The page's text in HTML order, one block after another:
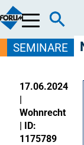
Menü
SEMINARE
17.06.2024
|
Wohnrecht
| ID:
1175789